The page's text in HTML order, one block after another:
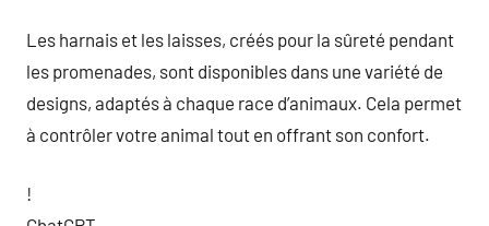
Les harnais et les laisses, créés pour la sûreté pendant
les promenades, sont disponibles dans une variété de
designs, adaptés à chaque race d’animaux. Cela permet
à contrôler votre animal tout en offrant son confort.
!